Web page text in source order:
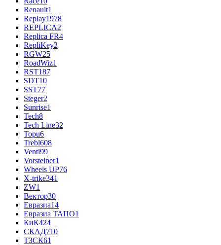
Renault1
Replay1978
REPLICA2
Replica FR4
RepliKey2
RGW25
RoadWiz1
RST187
SDT10
SST77
Steger2
Sunrise1
Tech8
Tech Line32
Topu6
Trebl608
Venti99
Vorsteiner1
Wheels UP76
X-trike341
ZW1
Вектор30
Евразиа14
Евразиа ТАПО1
КиК424
СКАД710
ТЗСК61